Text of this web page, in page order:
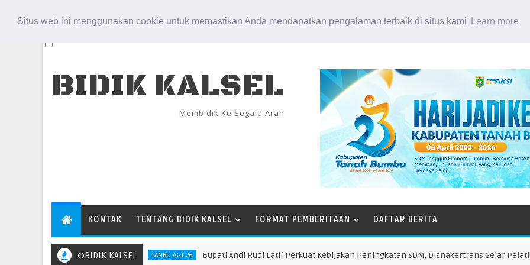
Situs web ini menggunakan cookie untuk memastikan Anda mendapatkan pengalaman terbaik di situs kami Learn more
BIDIK KALSEL
Membidik Ke Segala Arah
KONTAK TENTANG BIDIK KALSEL FORMAT PEMBERITAAN DAFTAR BERITA
©BIDIK KALSELTANBU AGT 26 Bupati Andi Rudi Latif Perkuat Kebijakan Peningkatan SDM, Disnakertrans Gelar Pelatihan